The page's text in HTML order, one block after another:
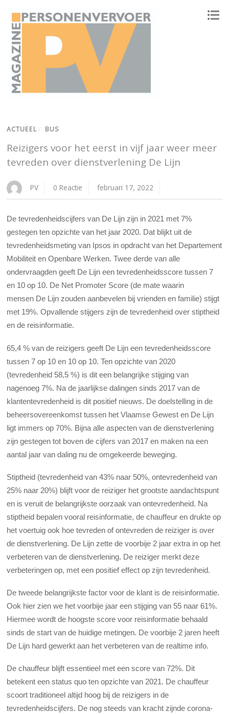
ACTUEEL / BUS
Reizigers voor het eerst in vijf jaar weer meer
tevreden over dienstverlening De Lijn
PV 0 Reactie februari 17, 2022
De tevredenheidscijfers van De Lijn zijn in 2021 met 7%
gestegen ten opzichte van het jaar 2020. Dat blijkt uit de
tevredenheidsmeting van Ipsos in opdracht van het Departement
Mobiliteit en Openbare Werken. Twee derde van alle
ondervraagden geeft De Lijn een tevredenheidsscore tussen 7
en 10 op 10. De Net Promoter Score (de mate waarin
mensen De Lijn zouden aanbevelen bij vrienden en familie) stijgt
met 19%. Opvallende stijgers zijn de tevredenheid over stiptheid
en de reisinformatie.
65,4 % van de reizigers geeft De Lijn een tevredenheidsscore
tussen 7 op 10 en 10 op 10. Ten opzichte van 2020
(tevredenheid 58,5 %) is dit een belangrijke stijging van
nagenoeg 7%. Na de jaarlijkse dalingen sinds 2017 van de
klantentevredenheid is dit positief nieuws. De doelstelling in de
beheersovereenkomst tussen het Vlaamse Gewest en De Lijn
ligt immers op 70%. Bijna alle aspecten van de dienstverlening
zijn gestegen tot boven de cijfers van 2017 en maken na een
aantal jaar van daling nu de omgekeerde beweging.
Stiptheid (tevredenheid van 43% naar 50%, ontevredenheid van
25% naar 20%) blijft voor de reiziger het grootste aandachtspunt
en is veruit de belangrijkste oorzaak van ontevredenheid. Na
stiptheid bepalen vooral reisinformatie, de chauffeur en drukte op
het voertuig ook hoe tevreden of ontevreden de reiziger is over
de dienstverlening. De Lijn zette de voorbije 2 jaar extra in op het
verbeteren van de dienstverlening. De reiziger merkt deze
verbeteringen op, met een positief effect op zijn tevredenheid.
De tweede belangrijkste factor voor de klant is de reisinformatie.
Ook hier zien we het voorbije jaar een stijging van 55 naar 61%.
Hiermee wordt de hoogste score voor reisinformatie behaald
sinds de start van de huidige metingen. De voorbije 2 jaren heeft
De Lijn hard gewerkt aan het verbeteren van de realtime info.
De chauffeur blijft essentieel met een score van 72%. Dit
betekent een status quo ten opzichte van 2021. De chauffeur
scoort traditioneel altijd hoog bij de reizigers in de
tevredenheidscijfers. De nog steeds van kracht zijnde corona-